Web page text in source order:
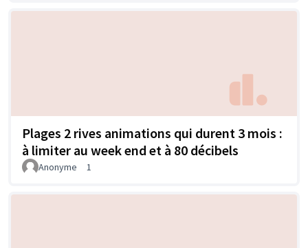
Plages 2 rives animations qui durent 3 mois :
à limiter au week end et à 80 décibels
Anonyme 1